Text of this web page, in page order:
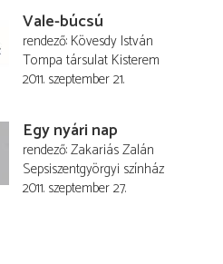
Vale-búcsú
rendező Kövesdy István
Tompa társulat Kisterem
2011. szeptember 21.
Egy nyári nap
rendező Zakariás Zalán
Sepsiszentgyörgyi színház
2011. szeptember 27.